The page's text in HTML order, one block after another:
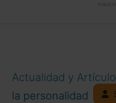
Actualidad y
la personalidad